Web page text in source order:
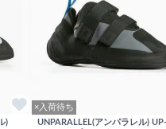
)
×入荷待ち
UNPARALLEL(アンパラレル)